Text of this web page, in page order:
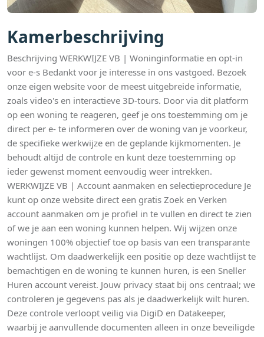
Kamerbeschrijving
Beschrijving WERKWIJZE VB | Woninginformatie en opt-in
voor e-s Bedankt voor je interesse in ons vastgoed. Bezoek
onze eigen website voor de meest uitgebreide informatie,
zoals video's en interactieve 3D-tours. Door via dit platform
op een woning te reageren, geef je ons toestemming om je
direct per e- te informeren over de woning van je voorkeur,
de specifieke werkwijze en de geplande kijkmomenten. Je
behoudt altijd de controle en kunt deze toestemming op
ieder gewenst moment eenvoudig weer intrekken.
WERKWIJZE VB | Account aanmaken en selectieprocedure Je
kunt op onze website direct een gratis Zoek en Verken
account aanmaken om je profiel in te vullen en direct te zien
of we je aan een woning kunnen helpen. Wij wijzen onze
woningen 100% objectief toe op basis van een transparante
wachtlijst. Om daadwerkelijk een positie op deze wachtlijst te
bemachtigen en de woning te kunnen huren, is een Sneller
Huren account vereist. Jouw privacy staat bij ons centraal; we
controleren je gegevens pas als je daadwerkelijk wilt huren.
Deze controle verloopt veilig via DigiD en Datakeeper,
waarbij je aanvullende documenten alleen in onze beveiligde